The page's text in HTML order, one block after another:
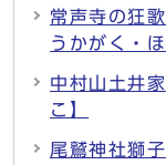
常声寺の狂
うかがく・
中村山土井
こ】
尾鷲神社獅